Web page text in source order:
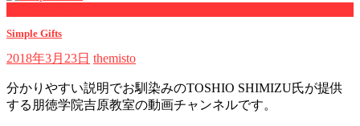
Simple Gifts
2018年3月23日 themisto
分かりやすい説明でお馴染みのTOSHIO SHIMIZU氏が提供
する朋徳学院吉原教室の動画チャンネルです。